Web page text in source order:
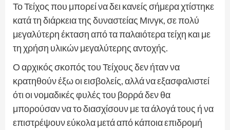
Το Τείχος που μπορεί να δει κανείς σήμερα χτίστηκε
κατά τη διάρκεια της δυναστείας Μινγκ, σε πολύ
μεγαλύτερη έκταση από τα παλαιότερα τείχη και με
τη χρήση υλικών μεγαλύτερης αντοχής.
Ο αρχικός σκοπός του Τείχους δεν ήταν να
κρατηθούν έξω οι εισβολείς, αλλά να εξασφαλιστεί
ότι οι νομαδικές φυλές του βορρά δεν θα
μπορούσαν να το διασχίσουν με τα άλογά τους ή να
επιστρέψουν εύκολα μετά από κάποια επιδρομή